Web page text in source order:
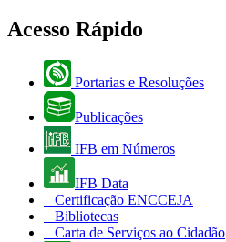
Acesso Rápido
Portarias e Resoluções
Publicações
IFB em Números
IFB Data
Certificação ENCCEJA
Bibliotecas
Carta de Serviços ao Cidadão